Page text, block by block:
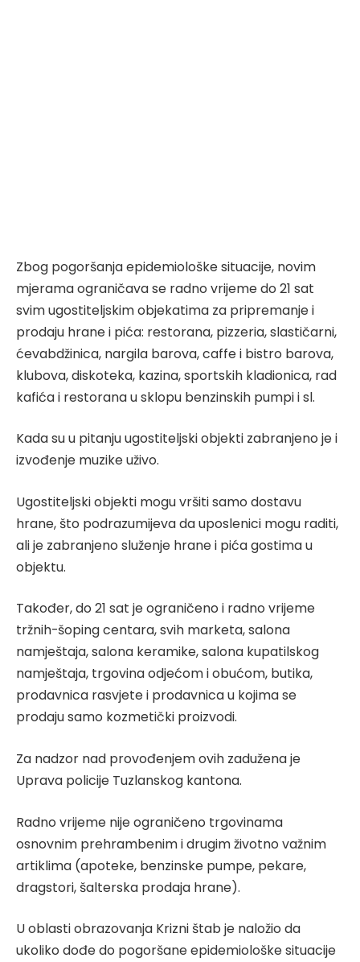
Zbog pogoršanja epidemiološke situacije, novim
mjerama ograničava se radno vrijeme do 21 sat
svim ugostiteljskim objekatima za pripremanje i
prodaju hrane i pića: restorana, pizzeria, slastičarni,
ćevabdžinica, nargila barova, caffe i bistro barova,
klubova, diskoteka, kazina, sportskih kladionica, rad
kafića i restorana u sklopu benzinskih pumpi i sl.
Kada su u pitanju ugostiteljski objekti zabranjeno je i
izvođenje muzike uživo.
Ugostiteljski objekti mogu vršiti samo dostavu
hrane, što podrazumijeva da uposlenici mogu raditi,
ali je zabranjeno služenje hrane i pića gostima u
objektu.
Također, do 21 sat je ograničeno i radno vrijeme
tržnih-šoping centara, svih marketa, salona
namještaja, salona keramike, salona kupatilskog
namještaja, trgovina odjećom i obućom, butika,
prodavnica rasvjete i prodavnica u kojima se
prodaju samo kozmetički proizvodi.
Za nadzor nad provođenjem ovih zadužena je
Uprava policije Tuzlanskog kantona.
Radno vrijeme nije ograničeno trgovinama
osnovnim prehrambenim i drugim životno važnim
artiklima (apoteke, benzinske pumpe, pekare,
dragstori, šalterska prodaja hrane).
U oblasti obrazovanja Krizni štab je naložio da
ukoliko dođe do pogoršane epidemiološke situacije